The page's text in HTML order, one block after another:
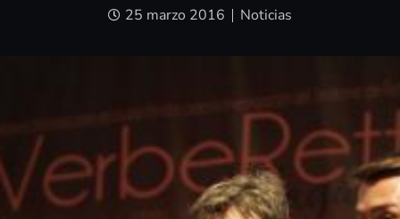
25 marzo 2016 Noticias